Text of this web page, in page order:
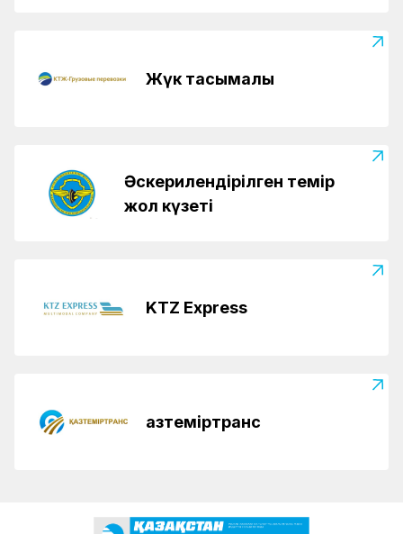
Жүк тасымалы
Әскерилендірілген темір
жол күзеті
KTZ Express
Қазтеміртранс